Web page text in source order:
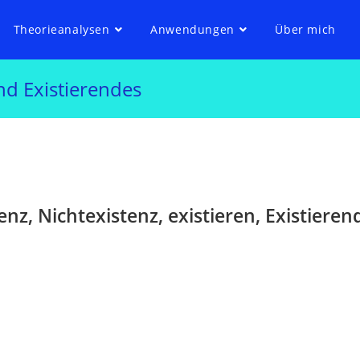
Theorieanalysen Anwendungen Über mich
Existierendes
Nichtexistenz, existieren,